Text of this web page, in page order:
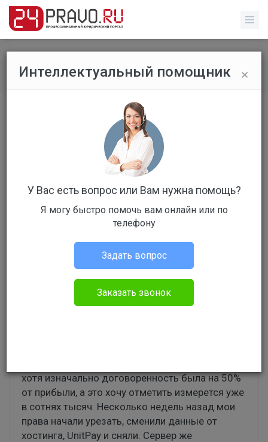
Все вопросы / Административное право
Права владельца
Вопрос уже решен
Здравствуйте. Мой друг и я создали игровой
хотя изначально договоренность была на 50%
от прибыли, а это хочу отметить измерется уже
в сотнях тысяч. Несколько недель назад мои
права начали урезать, сменили данные от
хостинга, UnitPay и сняли. Сервер же
×
Интеллектуальный помощник
У Вас есть вопрос или Вам нужна помощь?
Я могу быстро помочь вам онлайн или по
телефону
Задать вопрос
Заказать звонок